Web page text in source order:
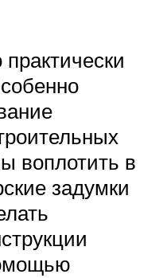
воплотить в
задумки